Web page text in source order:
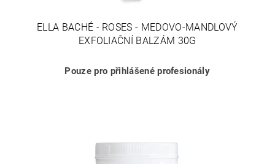
ELLA BACHÉ - ROSES - MEDOVO-MANDLOVÝ
EXFOLIAČNÍ BALZÁM 30G
Pouze pro přihlášené profesionály